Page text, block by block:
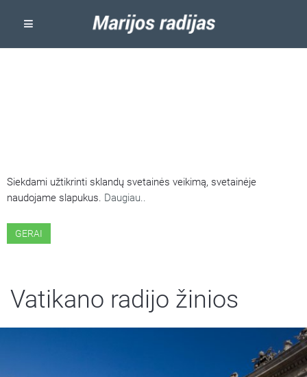
Siekdami užtikrinti sklandų svetainės veikimą, svetainėje
naudojame slapukus. Daugiau..
GERAI
Vatikano radijo žinios